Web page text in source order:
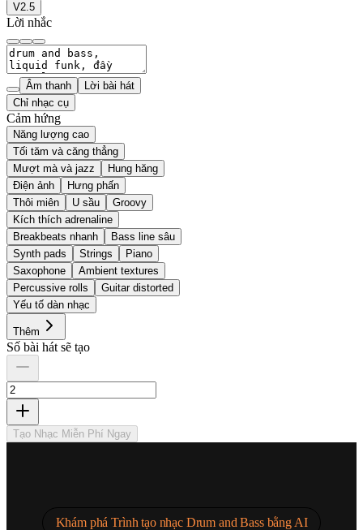
V2.5
Lời nhắc
Âm thanh
Lời bài hát
Chỉ nhạc cụ
Cảm hứng
Năng lượng cao
Tối tăm và căng thẳng
Mượt mà và jazz
Hung hăng
Điện ảnh
Hưng phấn
Thôi miên
U sầu
Groovy
Kích thích adrenaline
Breakbeats nhanh
Bass line sâu
Synth pads
Strings
Piano
Saxophone
Ambient textures
Percussive rolls
Guitar distorted
Yếu tố dàn nhạc
Thêm
Số bài hát sẽ tạo
Tạo Nhạc Miễn Phí Ngay
Khám phá Trình tạo nhạc Drum and Bass bằng AI